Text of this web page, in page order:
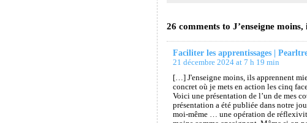
26 comments to J’enseigne
Faciliter les apprentissages |
21 décembre 2024 at 7 h 19 min
[…] J'enseigne moins, ils apprennent
concret où je mets en action les cinq
Voici une présentation de l’un de mes
présentation a été publiée dans notre
moi-même … une opération de